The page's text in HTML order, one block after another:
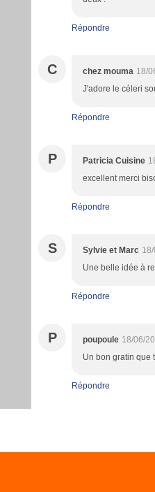
Répondre
C chez mouma 18/
J'adore le céleri
Répondre
P Patricia Cuisine
excellent merci
Répondre
S Sylvie et Marc
Une belle idée à
Répondre
P poupoule 18/06/
Un bon gratin que
Répondre